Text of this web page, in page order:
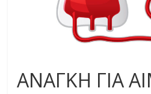
ΑΝΑΓΚΗ ΓΙΑ